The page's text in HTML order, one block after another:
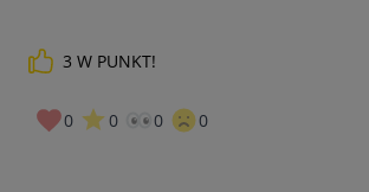
3 W PUNKT!
0 0 0 0